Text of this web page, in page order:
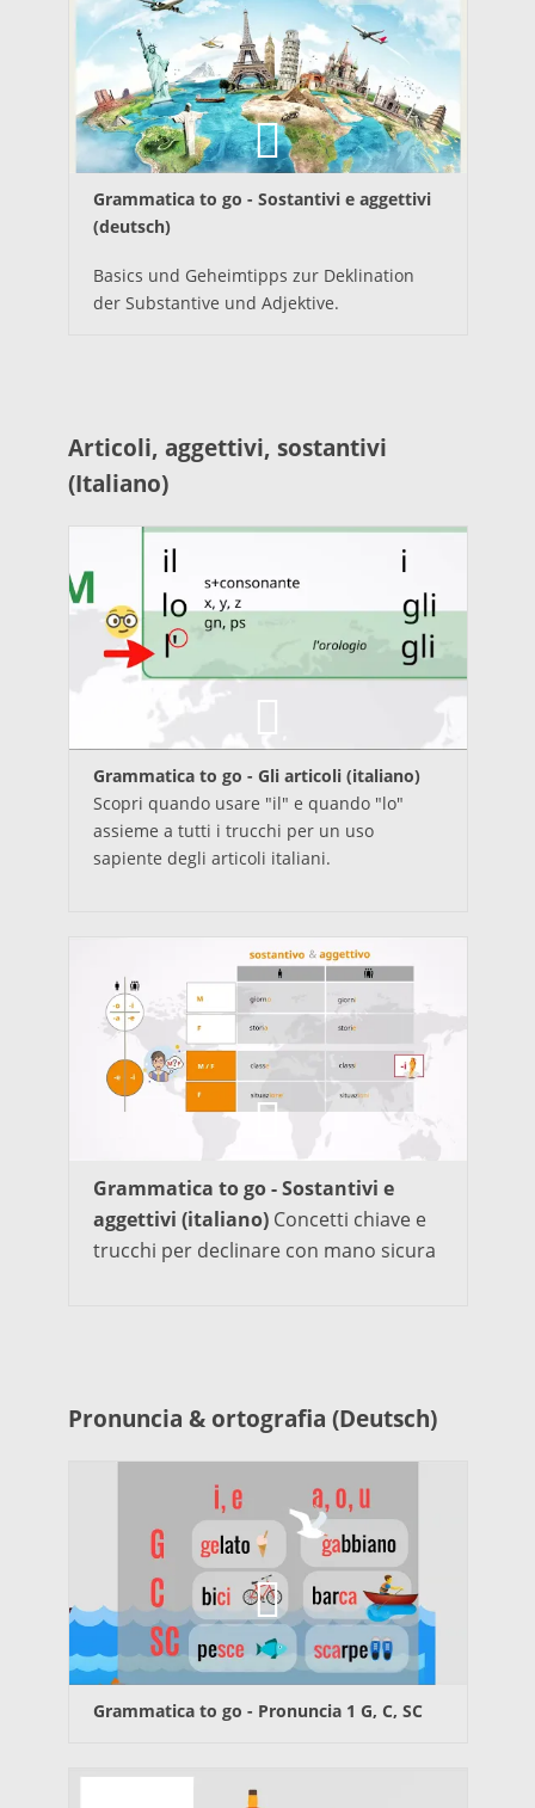
Grammatica to go - Sostantivi e aggettivi
(deutsch)
Basics und Geheimtipps zur Deklination
der Substantive und Adjektive.
Articoli, aggettivi, sostantivi
(Italiano)
Grammatica to go - Gli articoli (italiano)
Scopri quando usare "il" e quando "lo"
assieme a tutti i trucchi per un uso
sapiente degli articoli italiani.
Grammatica to go - Sostantivi e
aggettivi (italiano) Concetti chiave e
trucchi per declinare con mano sicura
Pronuncia & ortografia (Deutsch)
Grammatica to go - Pronuncia 1 G, C, SC